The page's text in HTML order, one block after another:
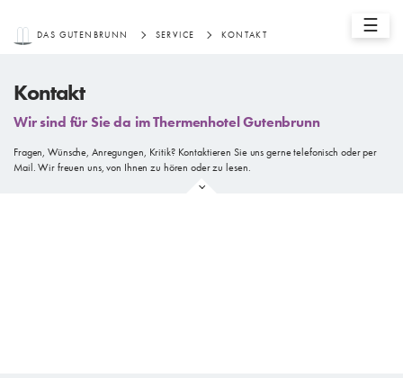
DAS GUTENBRUNN SERVICE KONTAKT
Kontakt
Wir sind für Sie da im Thermenhotel Gutenbrunn
Fragen, Wünsche, Anregungen, Kritik? Kontaktieren Sie uns gerne telefonisch oder per
Mail. Wir freuen uns, von Ihnen zu hören oder zu lesen.
☰